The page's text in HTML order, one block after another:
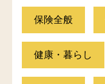
保険全般
健康・暮らし